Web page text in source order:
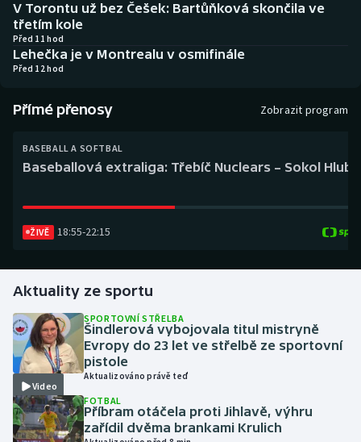
Biatlon
Boby a skeleton
Box
Golf
Gymnastika
Házená
Jezdectví
Aplikace ČT sport
AZ kvíz
V Torontu už bez Češek: Bartůňková skončila ve
třetím kole
Před 11 hod
Lehečka je v Montrealu v osmifinále
Před 12 hod
Přímé přenosy Zobrazit program
BASEBALL A SOFTBAL
Baseballová extraliga: Třebíč Nuclears – Sokol
ŽIVĚ 18:55-22:15
Aktuality ze sportu
Video
SPORTOVNÍ STŘELBA
Šindlerová vybojovala titul mistryně
Evropy do 23 let ve střelbě ze sportovní
pistole
Aktualizováno právě teď
FOTBAL
Příbram otáčela proti Jihlavě, výhru
zařídil dvěma brankami Krulich